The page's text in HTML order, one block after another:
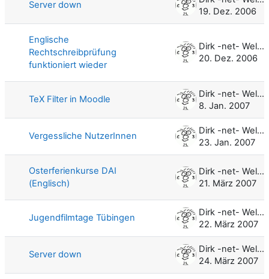
Server down
19. Dez. 2006
Englische
Rechtschreibprüfung
funktioniert wieder
Dirk -net- Weller
20. Dez. 2006
TeX Filter in Moodle
Dirk -net- Weller
8. Jan. 2007
Vergessliche NutzerInnen
Dirk -net- Weller
23. Jan. 2007
Osterferienkurse DAI
(Englisch)
Dirk -net- Weller
21. März 2007
Jugendfilmtage Tübingen
Dirk -net- Weller
22. März 2007
Server down
Dirk -net- Weller
24. März 2007